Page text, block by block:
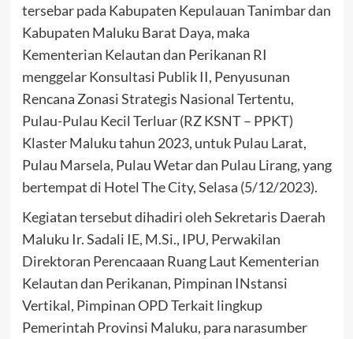
tersebar pada Kabupaten Kepulauan Tanimbar dan
Kabupaten Maluku Barat Daya, maka
Kementerian Kelautan dan Perikanan RI
menggelar Konsultasi Publik II, Penyusunan
Rencana Zonasi Strategis Nasional Tertentu,
Pulau-Pulau Kecil Terluar (RZ KSNT – PPKT)
Klaster Maluku tahun 2023, untuk Pulau Larat,
Pulau Marsela, Pulau Wetar dan Pulau Lirang, yang
bertempat di Hotel The City, Selasa (5/12/2023).
Kegiatan tersebut dihadiri oleh Sekretaris Daerah
Maluku Ir. Sadali IE, M.Si., IPU, Perwakilan
Direktoran Perencaaan Ruang Laut Kementerian
Kelautan dan Perikanan, Pimpinan INstansi
Vertikal, Pimpinan OPD Terkait lingkup
Pemerintah Provinsi Maluku, para narasumber